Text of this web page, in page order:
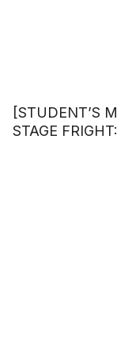
[STUDENT’S
STAGE